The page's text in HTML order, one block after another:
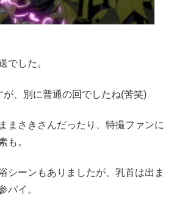
でした。
が、別に普通の回でしたね(苦笑)
まさきさんだったり、特撮ファンに
も。
シーンもありましたが、乳首は出ま
パイ。